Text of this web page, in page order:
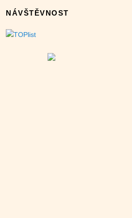
NÁVŠTĚVNOST